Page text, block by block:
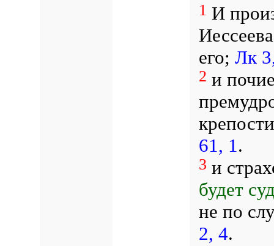
1 И
его; Лк
2 и
61, 1 .
3 и
будет
не по
2, 4.